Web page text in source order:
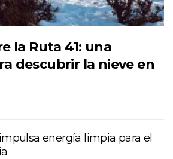
la Ruta 41: una
descubrir la nieve en
energía limpia para el